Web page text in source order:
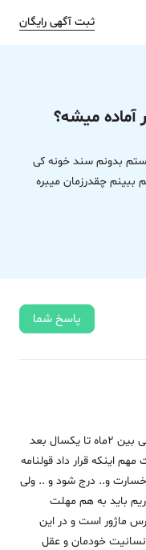
ثبت آگهی رایگان
میشه؟
بدونم سند خونه کی
ببینم چقدرزمان میبره
پاسخ شما
سلام معمولا بیشتر سازنده میگن یک ماه ولی بین 2ماه تا یکسال بعد
اینکه قرار داد قولنامه
و.. درج شود و .. ولی
باید به هم مهلت
ماژور است و در این
خودمان و عقل